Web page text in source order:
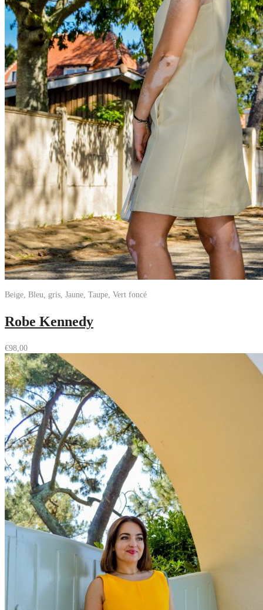
Beige, Bleu, gris, Jaune, Taupe, Vert foncé
Robe Kennedy
€98,00